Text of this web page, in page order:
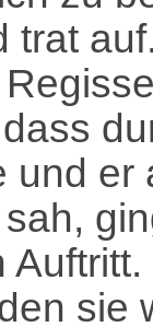
trat
und
sie